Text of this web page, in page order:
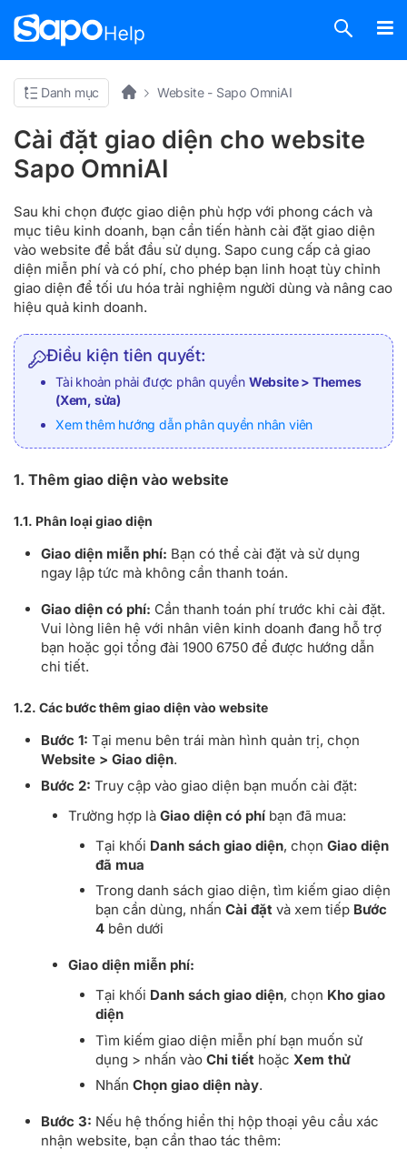
Danh mục Website - Sapo OmniAI
Cài đặt giao diện cho website
Sapo OmniAI
Sau khi chọn được giao diện phù hợp với phong cách và
mục tiêu kinh doanh, bạn cần tiến hành cài đặt giao diện
vào website để bắt đầu sử dụng. Sapo cung cấp cả giao
diện miễn phí và có phí, cho phép bạn linh hoạt tùy chỉnh
giao diện để tối ưu hóa trải nghiệm người dùng và nâng cao
hiệu quả kinh doanh.
Điều kiện tiên quyết:
Tài khoản phải được phân quyền Website > Themes
(Xem, sửa)
Xem thêm hướng dẫn phân quyền nhân viên
1. Thêm giao diện vào website
1.1. Phân loại giao diện
Giao diện miễn phí: Bạn có thể cài đặt và sử dụng
ngay lập tức mà không cần thanh toán.
Giao diện có phí: Cần thanh toán phí trước khi cài đặt.
Vui lòng liên hệ với nhân viên kinh doanh đang hỗ trợ
bạn hoặc gọi tổng đài 1900 6750 để được hướng dẫn
chi tiết.
1.2. Các bước thêm giao diện vào website
Bước 1: Tại menu bên trái màn hình quản trị, chọn
Website > Giao diện.
Bước 2: Truy cập vào giao diện bạn muốn cài đặt:
Trường hợp là Giao diện có phí bạn đã mua:
Tại khối Danh sách giao diện, chọn Giao diện
đã mua
Trong danh sách giao diện, tìm kiếm giao diện
bạn cần dùng, nhấn Cài đặt và xem tiếp Bước
4 bên dưới
Giao diện miễn phí:
Tại khối Danh sách giao diện, chọn Kho giao
diện
Tìm kiếm giao diện miễn phí bạn muốn sử
dụng > nhấn vào Chi tiết hoặc Xem thử
Nhấn Chọn giao diện này.
Bước 3: Nếu hệ thống hiển thị hộp thoại yêu cầu xác
nhận website, bạn cần thao tác thêm: